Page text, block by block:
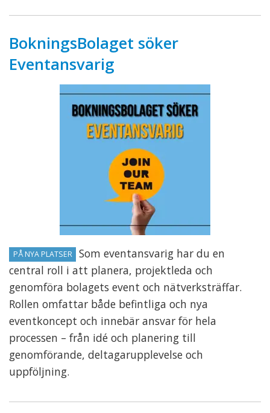
BokningsBolaget söker
Eventansvarig
PÅ NYA PLATSER
Som eventansvarig har du en
central roll i att planera, projektleda och
genomföra bolagets event och nätverksträffar.
Rollen omfattar både befintliga och nya
eventkoncept och innebär ansvar för hela
processen – från idé och planering till
genomförande, deltagarupplevelse och
uppföljning.